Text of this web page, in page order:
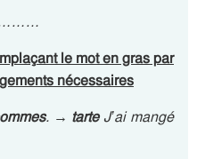
…………
le mot en gras par
nécessaires
. → tarteJ’ai mangé